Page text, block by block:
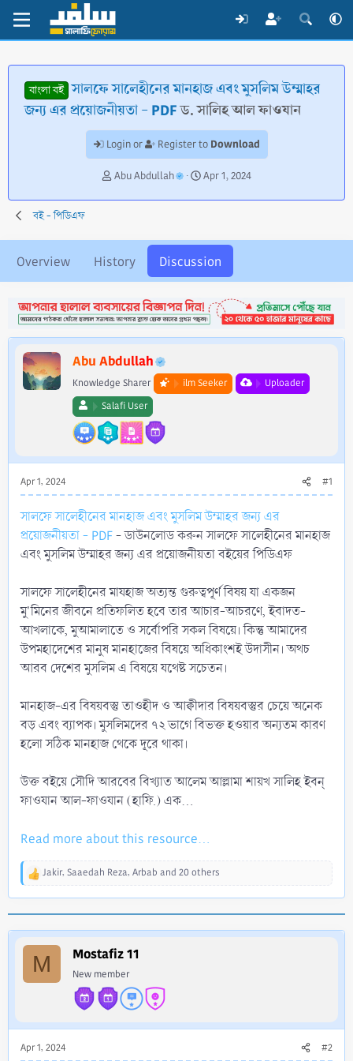
বাংলা বই সালফে সালেহীনের মানহাজ এবং মুসলিম উম্মাহর
জন্য এর প্রয়োজনীয়তা - PDFড. সালিহ আল ফাওযান
Login or Register to Download
T
r
s
t
r
t
e
r
Abu Abdullah
S
a
a
t
Apr 1, 2024
বই - পিডিএফ
Overview History Discussion
Abu Abdullah
Knowledge Sharer ilm Seeker
Uploader
Salafi User
Apr 1, 2024 #1
সালফে সালেহীনের মানহাজ এবং মুসলিম উম্মাহর জন্য এর
প্রয়োজনীয়তা - PDF- ডাউনলোড করুন সালফে সালেহীনের মানহাজ
এবং মুসলিম উম্মাহর জন্য এর প্রয়োজনীয়তা বইয়ের পিডিএফ
সালফে সালেহীনের মাযহাজ অত্যন্ত গুরুত্বপূর্ণ বিষয় যা একজন
মু'মিনের জীবনে প্রতিফলিত হবে তার আচার-আচরণে, ইবাদত-
আখলাকে, মুআমালাতে ও সর্বোপরি সকল বিষয়ে। কিন্তু আমাদের
উপমহাদেশের মানুষ মানহাজের বিষয়ে অধিকাংশই উদাসীন। অথচ
আরব দেশের মুসলিম এ বিষয়ে যথেষ্ট সচেতন।
মানহাজ-এর বিষয়বস্তু তাওহীদ ও আক্বীদার বিষয়বস্তুর চেয়ে অনেক
বড় এবং ব্যাপক। মুসলিমদের ৭২ ভাগে বিভক্ত হওয়ার অন্যতম কারণ
হলো সঠিক মানহাজ থেকে দূরে থাকা।
উক্ত বইয়ে সৌদি আরবের বিখ্যাত আলেম আল্লামা শায়খ সালিহ ইবন্
ফাওযান আল-ফাওযান (হাফি.) এক...
Read more about this resource...
R
Jakir, Saaedah Reza, Arbab and 20 others
M Mostafiz 11
New member
Apr 1, 2024 #2